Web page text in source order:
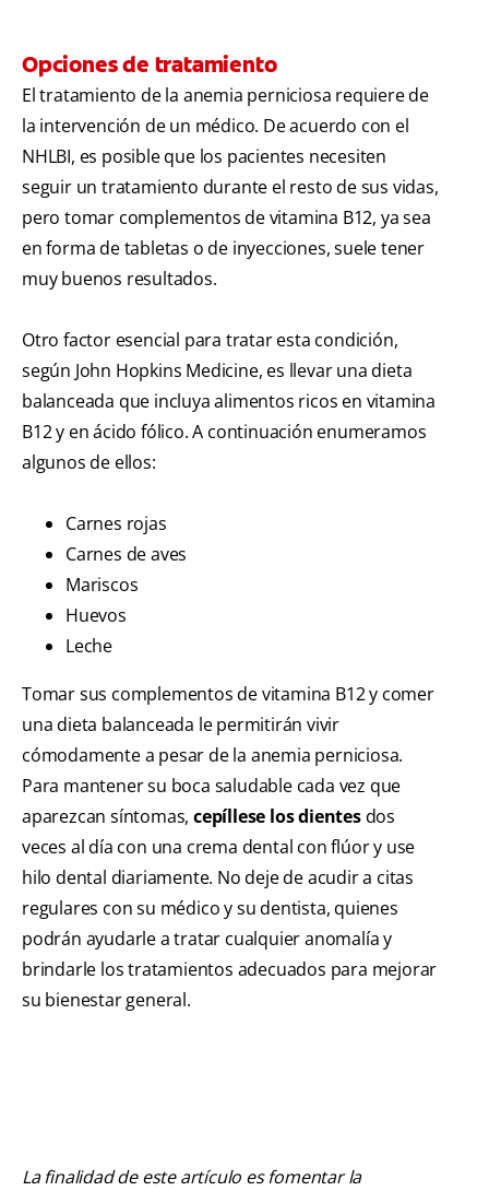
Opciones de tratamiento
El tratamiento de la anemia perniciosa requiere de
la intervención de un médico. De acuerdo con el
NHLBI, es posible que los pacientes necesiten
seguir un tratamiento durante el resto de sus vidas,
pero tomar complementos de vitamina B12, ya sea
en forma de tabletas o de inyecciones, suele tener
muy buenos resultados.
Otro factor esencial para tratar esta condición,
según John Hopkins Medicine, es llevar una dieta
balanceada que incluya alimentos ricos en vitamina
B12 y en ácido fólico. A continuación enumeramos
algunos de ellos:
Carnes rojas
Carnes de aves
Mariscos
Huevos
Leche
Tomar sus complementos de vitamina B12 y comer
una dieta balanceada le permitirán vivir
cómodamente a pesar de la anemia perniciosa.
Para mantener su boca saludable cada vez que
aparezcan síntomas,cepíllese los dientesdos
veces al día con una crema dental con flúor y use
hilo dental diariamente. No deje de acudir a citas
regulares con su médico y su dentista, quienes
podrán ayudarle a tratar cualquier anomalía y
brindarle los tratamientos adecuados para mejorar
su bienestar general.
La finalidad de este artículo es fomentar la